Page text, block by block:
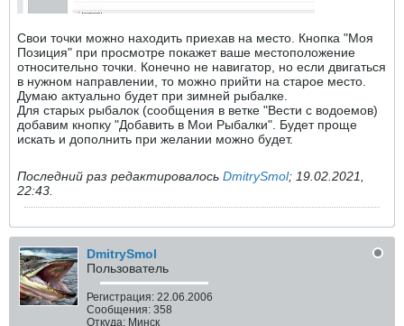
Свои точки можно находить приехав на место. Кнопка "Моя
Позиция" при просмотре покажет ваше местоположение
относительно точки. Конечно не навигатор, но если двигаться
в нужном направлении, то можно прийти на старое место.
Думаю актуально будет при зимней рыбалке.
Для старых рыбалок (сообщения в ветке "Вести с водоемов)
добавим кнопку "Добавить в Мои Рыбалки". Будет проще
искать и дополнить при желании можно будет.
Последний раз редактировалось DmitrySmol; 19.02.2021,
22:43
DmitrySmol
Пользователь
Регистрация: 22.06.2006
Сообщения: 358
Откуда: Минск